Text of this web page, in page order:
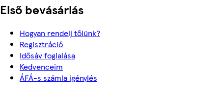
Első bevásárlás
Hogyan rendelj tőlünk?
Regisztráció
Idősáv foglalása
Kedvenceim
ÁFÁ-s számla igénylés